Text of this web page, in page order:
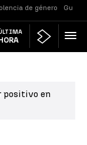
de género
positivo en